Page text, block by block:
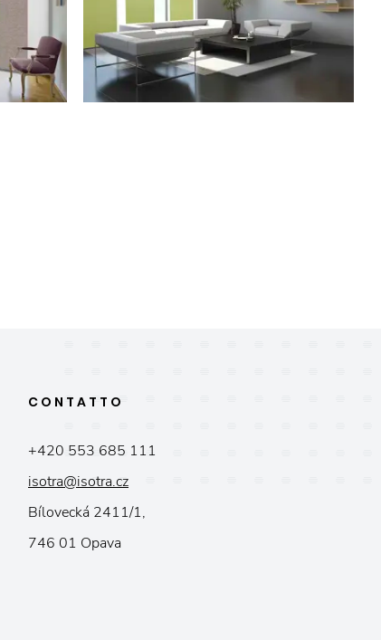
CONTATTO
+420 553 685 111
isotra@isotra.cz
Bílovecká 2411/1,
746 01 Opava